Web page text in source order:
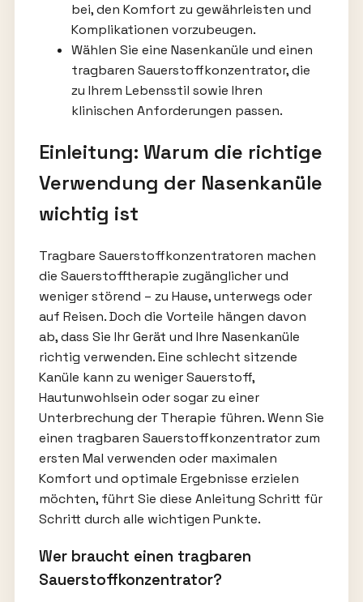
bei, den Komfort zu gewährleisten und
Komplikationen vorzubeugen.
Wählen Sie eine Nasenkanüle und einen
tragbaren Sauerstoffkonzentrator, die
zu Ihrem Lebensstil sowie Ihren
klinischen Anforderungen passen.
Einleitung: Warum die richtige
Verwendung der Nasenkanüle
wichtig ist
Tragbare Sauerstoffkonzentratoren machen
die Sauerstofftherapie zugänglicher und
weniger störend – zu Hause, unterwegs oder
auf Reisen. Doch die Vorteile hängen davon
ab, dass Sie Ihr Gerät und Ihre Nasenkanüle
richtig verwenden. Eine schlecht sitzende
Kanüle kann zu weniger Sauerstoff,
Hautunwohlsein oder sogar zu einer
Unterbrechung der Therapie führen. Wenn Sie
einen tragbaren Sauerstoffkonzentrator zum
ersten Mal verwenden oder maximalen
Komfort und optimale Ergebnisse erzielen
möchten, führt Sie diese Anleitung Schritt für
Schritt durch alle wichtigen Punkte.
Wer braucht einen tragbaren
Sauerstoffkonzentrator?